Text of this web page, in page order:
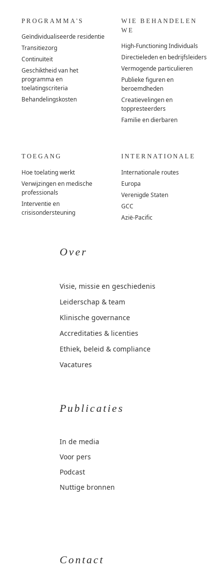
PROGRAMMA'S
Geïndividualiseerde residentie
Transitiezorg
Continuïteit
Geschiktheid van het
programma en
toelatingscriteria
Behandelingskosten
WIE BEHANDELEN
WE
High-Functioning Individuals
Directieleden en bedrijfsleiders
Vermogende particulieren
Publieke figuren en
beroemdheden
Creatievelingen en
toppresteerders
Familie en dierbaren
TOEGANG
Hoe toelating werkt
Verwijzingen en medische
professionals
Interventie en
crisisondersteuning
INTERNATIONALE
Internationale routes
Europa
Verenigde Staten
GCC
Azië-Pacific
Over
Visie, missie en geschiedenis
Leiderschap & team
Klinische governance
Accreditaties & licenties
Ethiek, beleid & compliance
Vacatures
Publicaties
In de media
Voor pers
Podcast
Nuttige bronnen
Contact